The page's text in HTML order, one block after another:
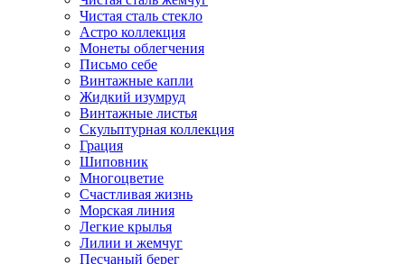
Чистая сталь стекло
Астро коллекция
Монеты облегчения
Письмо себе
Винтажные капли
Жидкий изумруд
Винтажные листья
Скульптурная коллекция
Грация
Шиповник
Многоцветие
Счастливая жизнь
Морская линия
Легкие крылья
Лилии и жемчуг
Песчаный берег